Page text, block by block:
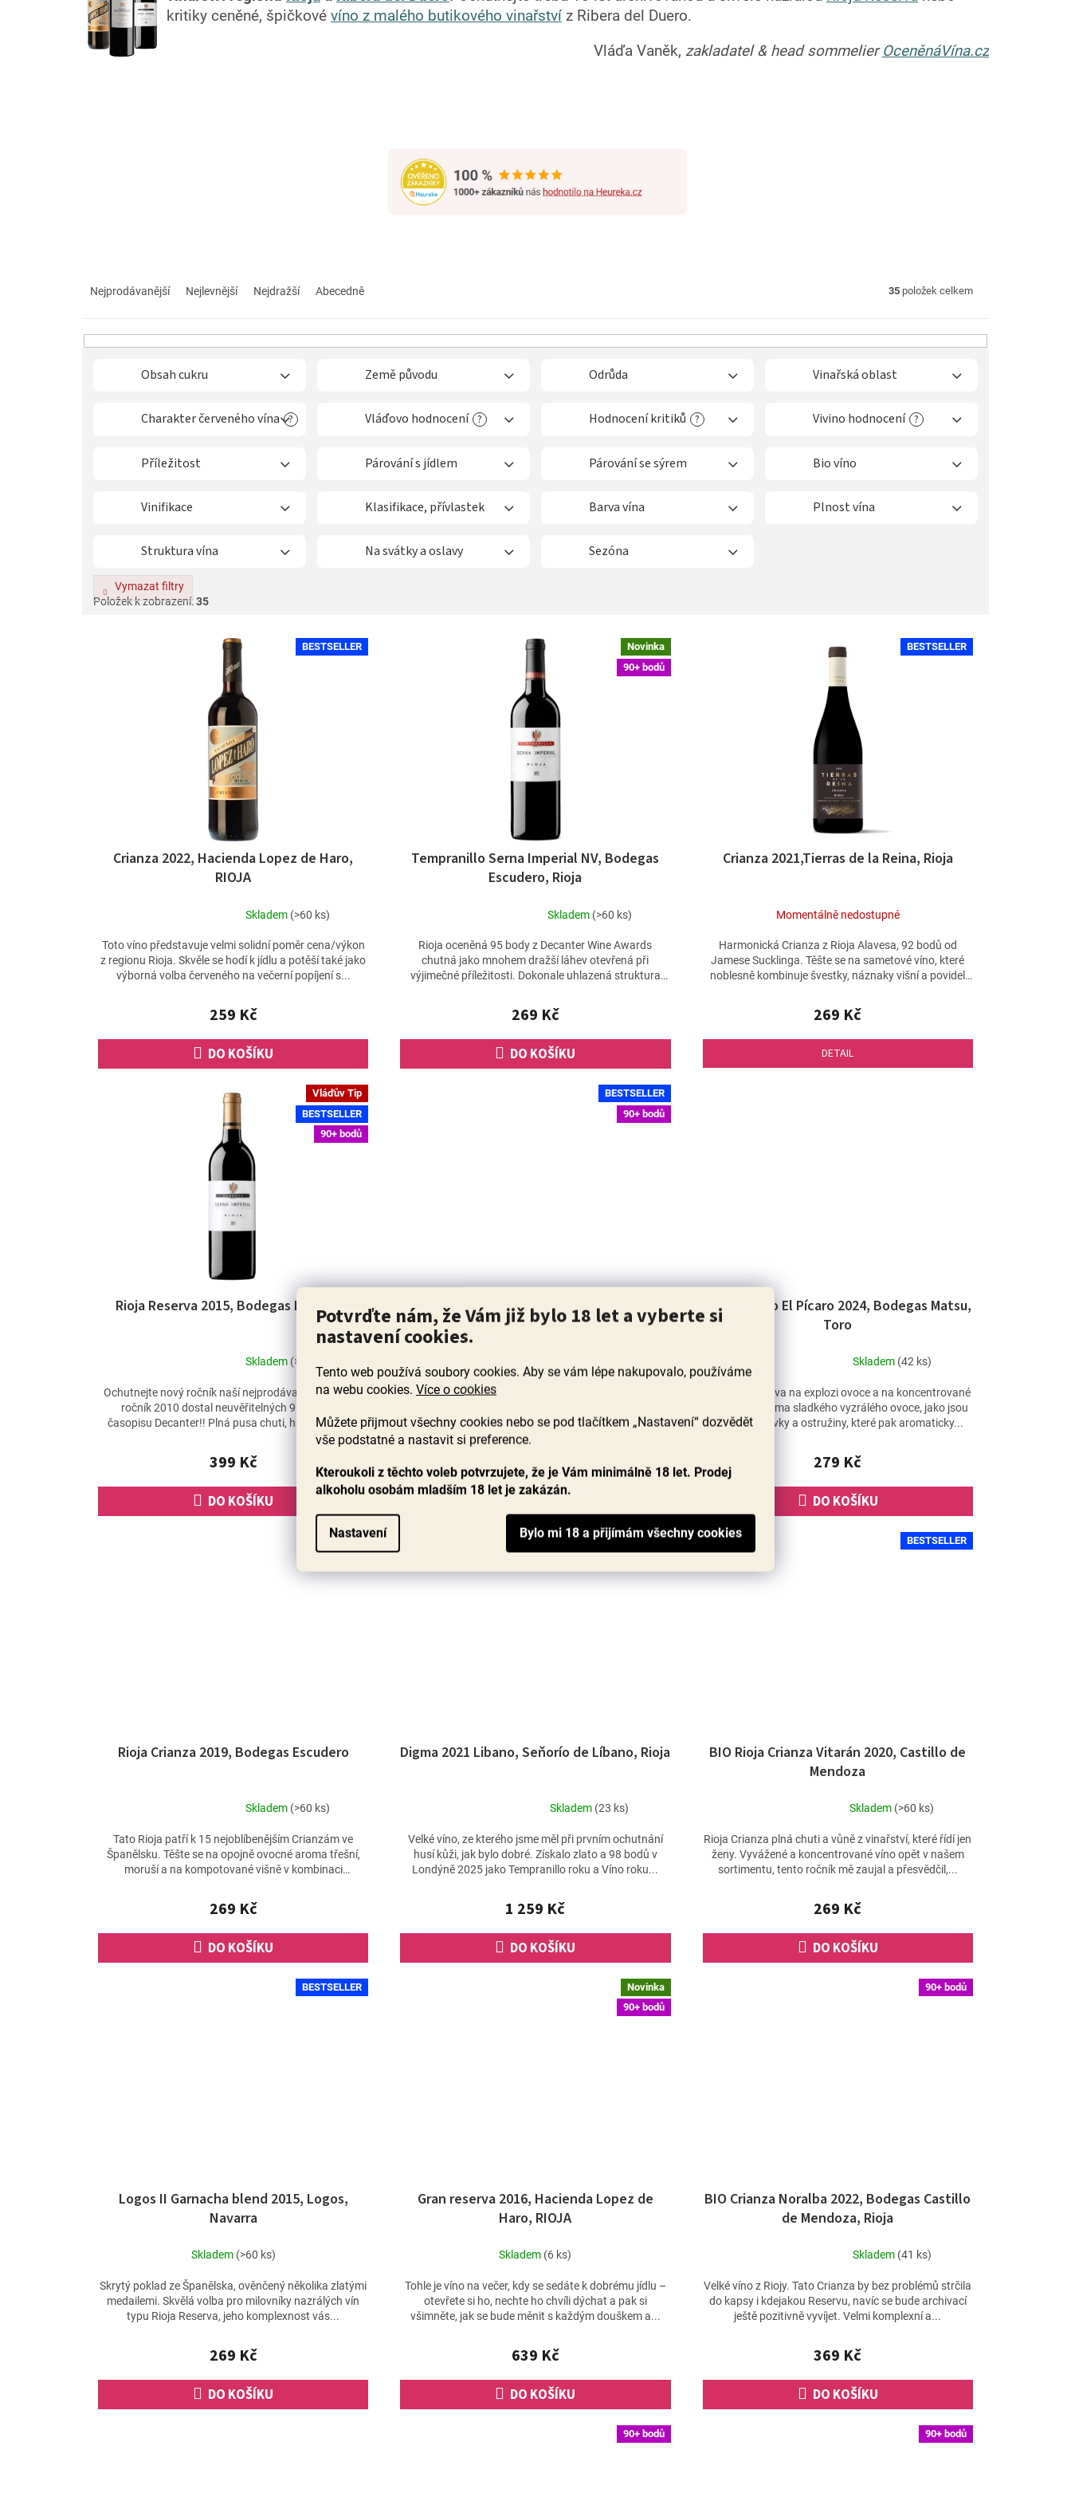
Potvrďte nám, že Vám již bylo 18 let a vyberte si
nastavení cookies.
Tento web používá soubory cookies. Aby se vám lépe nakupovalo, používáme
na webu cookies. Více o cookies
Můžete přijmout všechny cookies nebo se pod tlačítkem „Nastavení“ dozvědět
vše podstatné a nastavit si preference.
Kteroukoli z těchto voleb potvrzujete, že je Vám minimálně 18 let. Prodej
alkoholu osobám mladším 18 let je zakázán.
Nastavení
kritiky ceněné, špičkové víno z malého butikového vinařství z Ribera del Duero.
Vláďa Vaněk, zakladatel & head sommelierOceněnáVína.cz
n
Nejprodávanější Nejlevnější Nejdražší Abecedně 35 položek celkem
Obsah cukru Země původu Odrůda Vinařská oblast
Charakter červeného vína ? Vláďovo hodnocení ? Hodnocení kritiků ? Vivino hodnocení ?
Příležitost Párování s jídlem Párování se sýrem Bio víno
Vinifikace Klasifikace, přívlastek Barva vína Plnost vína
Struktura vína Na svátky a oslavy Sezóna
Vymazat filtry
Položek k zobrazení:35
BESTSELLER
Crianza 2022, Hacienda Lopez de Haro,
RIOJA
hodnocení
produktu
je
Skladem (>60 ks)
259 Kč
DO KOŠÍKU
Toto víno představuje velmi solidní poměr cena/výkon
z regionu Rioja. Skvěle se hodí k jídlu a potěší také jako
výborná volba červeného na večerní popíjení s...
Novinka
90+ bodů
Tempranillo Serna Imperial NV, Bodegas
Escudero, Rioja
hodnocení
produktu
je
5,0
Skladem (>60 ks)
269 Kč
DO KOŠÍKU
Rioja oceněná 95 body z Decanter Wine Awards
chutná jako mnohem dražší láhev otevřená při
výjimečné příležitosti. Dokonale uhlazená struktura
BESTSELLER
Crianza 2021,Tierras de la Reina, Rioja
Momentálně nedostupné
269 Kč
DETAIL
Harmonická Crianza z Rioja Alavesa, 92 bodů od
Jamese Sucklinga. Těšte se na sametové víno, které
noblesně kombinuje švestky, náznaky višní a povidel
Vláďův Tip
BESTSELLER
90+ bodů
Rioja Reserva 2015, Bodegas Escudero
hodnocení
produktu
je
Skladem (>60 ks)
399 Kč
DO KOŠÍKU
Ochutnejte nový ročník naší nejprodávanější Reservy,
ročník 2010 dostal neuvěřitelných 95 bodů od
časopisu Decanter!! Plná pusa chuti, harmonické,...
BESTSELLER
90+ bodů
BIO Rioja El Pacto de la Sonsierra 2021, El
Pacto, Rioja
Průměrné
hodnocení
je
5,0
z
hvězdiček.
449 Kč
Komplexní, koncentrované a opravdu velké červené
po švestkách a ostružinách. Perfektně...
Tempranillo El Pícaro 2024, Bodegas Matsu,
Toro
hodnocení
produktu
Skladem (42 ks)
279 Kč
DO KOŠÍKU
Těšte se doslova na explozi ovoce a na koncentrované
až opojné aroma sladkého vyzrálého ovoce, jako jsou
třešně srdcovky a ostružiny, které pak aromaticky...
Rioja Crianza 2019, Bodegas Escudero
hodnocení
produktu
je
Skladem (>60 ks)
269 Kč
DO KOŠÍKU
Tato Rioja patří k 15 nejoblíbenějším Crianzám ve
Španělsku. Těšte se na opojně ovocné aroma třešní,
moruší a na kompotované višně v kombinaci
90+ bodů
Digma 2021 Libano, Seňorío de Líbano, Rioja
hodnocení
produktu
je
Skladem (23 ks)
1 259 Kč
DO KOŠÍKU
Velké víno, ze kterého jsme měl při prvním ochutnání
husí kůži, jak bylo dobré. Získalo zlato a 98 bodů v
Londýně 2025 jako Tempranillo roku a Víno roku...
BESTSELLER
BIO Rioja Crianza Vitarán 2020, Castillo de
Mendoza
hodnocení
produktu
je
Skladem (>60 ks)
269 Kč
DO KOŠÍKU
Rioja Crianza plná chuti a vůně z vinařství, které řídí jen
ženy. Vyvážené a koncentrované víno opět v našem
sortimentu, tento ročník mě zaujal a přesvědčil,...
BESTSELLER
Logos II Garnacha blend 2015, Logos,
Navarra
Skladem (>60 ks)
269 Kč
DO KOŠÍKU
Skrytý poklad ze Španělska, ověnčený několika zlatými
medailemi. Skvělá volba pro milovníky nazrálých vín
typu Rioja Reserva, jeho komplexnost vás...
Novinka
90+ bodů
Gran reserva 2016, Hacienda Lopez de
Haro, RIOJA
Skladem (6 ks)
639 Kč
DO KOŠÍKU
Tohle je víno na večer, kdy se sedáte k dobrému jídlu –
otevřete si ho, nechte ho chvíli dýchat a pak si
všimněte, jak se bude měnit s každým douškem a...
90+ bodů
BIO Crianza Noralba 2022, Bodegas Castillo
de Mendoza, Rioja
hodnocení
produktu
je
4,7
Skladem (41 ks)
369 Kč
DO KOŠÍKU
Velké víno z Riojy. Tato Crianza by bez problémů strčila
do kapsy i kdejakou Reservu, navíc se bude archivací
ještě pozitivně vyvíjet. Velmi komplexní a...
90+ bodů 90+ bodů